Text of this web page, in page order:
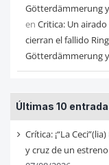
Götterdämmerung
en Critica: Un
cierran el fallido
Götterdämmerung
Últimas 10
Crítica: ¡“La
y cruz de un